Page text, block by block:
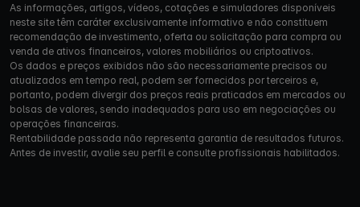
As informações, artigos, vídeos, cotações e simuladores disponíveis
neste site têm caráter exclusivamente informativo e não constituem
recomendação de investimento, oferta ou solicitação para compra ou
venda de ativos financeiros, valores mobiliários ou criptoativos.
Os dados e preços exibidos não são necessariamente precisos ou
atualizados em tempo real, podem ser fornecidos por terceiros e,
portanto, podem divergir dos preços reais praticados em mercados ou
bolsas de valores, sendo inadequados para uso em negociações ou
operações financeiras.
Rentabilidade passada não representa garantia de resultados futuros.
Antes de investir, avalie seu perfil e consulte profissionais habilitados.